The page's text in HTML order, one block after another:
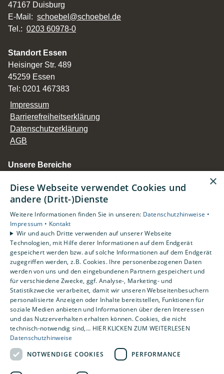
47167 Duisburg
E-Mail: schoebel@schoebel.de
Tel.: 0203 60978-0
Standort Essen
Heisinger Str. 489
45259 Essen
Tel: 0201 467383
Impressum
Barrierefreiheitserklärung
Datenschutzerklärung
AGB
Unsere Bereiche
Gewerbekunden
Karriere
Unternehmen
Kontakt
Standorte
Duisburg
Essen
×
Diese Webseite verwendet Cookies und
andere (Dritt-)Dienste
Weitere Informationen finden Sie in unseren: Datenschutzhinweise •
Impressum • Kontakt
Wir und auch Dritte verwenden auf unserer Webseite
Technologien, mit Hilfe derer Informationen auf dem Endgerät
gespeichert werden bzw. auf solche Informationen auf dem Endgerät
zugegriffen werden, z.B. Cookies. Ihre personenbezogenen Daten
werden von uns und den eingebundenen Partnern gespeichert und
für verschiedene Zwecke, ggf. Analyse-, Marketing- und
Statistikzwecke verarbeitet, damit wir unseren Webseitenbesuchern
personalisierte Anzeigen oder Inhalte bereitstellen, Funktionen für
soziale Medien anbieten und Informationen über deren Interessen
und das Nutzerverhalten erhalten können. Cookies, die nicht
technisch-notwendig sind,... HIER KLICKEN ZUM WEITERLESEN
Datenschutzhinweise
NOTWENDIGE COOKIES
PERFORMANCE